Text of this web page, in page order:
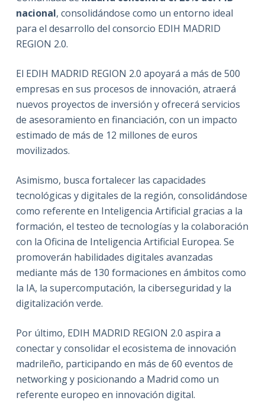
nacional, consolidándose como un entorno ideal
para el desarrollo del consorcio EDIH MADRID
REGION 2.0.
El EDIH MADRID REGION 2.0 apoyará a más de 500
empresas en sus procesos de innovación, atraerá
nuevos proyectos de inversión y ofrecerá servicios
de asesoramiento en financiación, con un impacto
estimado de más de 12 millones de euros
movilizados.
Asimismo, busca fortalecer las capacidades
tecnológicas y digitales de la región, consolidándose
como referente en Inteligencia Artificial gracias a la
formación, el testeo de tecnologías y la colaboración
con la Oficina de Inteligencia Artificial Europea. Se
promoverán habilidades digitales avanzadas
mediante más de 130 formaciones en ámbitos como
la IA, la supercomputación, la ciberseguridad y la
digitalización verde.
Por último, EDIH MADRID REGION 2.0 aspira a
conectar y consolidar el ecosistema de innovación
madrileño, participando en más de 60 eventos de
networking y posicionando a Madrid como un
referente europeo en innovación digital.